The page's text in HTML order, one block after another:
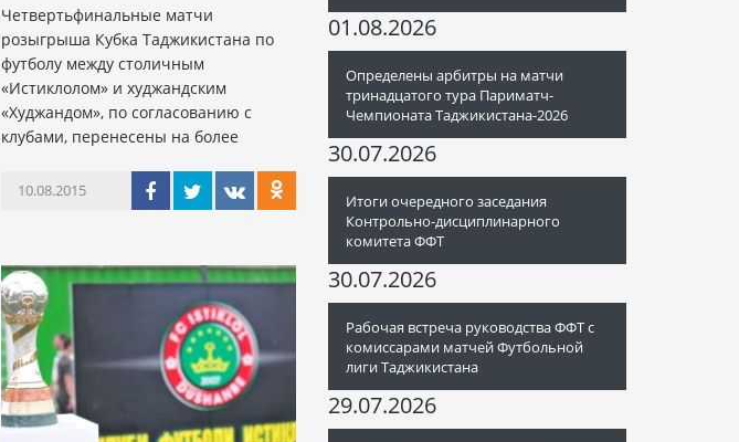
Четвертьфинальные матчи
розыгрыша Кубка Таджикистана по
футболу между столичным
«Истиклолом» и худжандским
«Худжандом», по согласованию с
клубами, перенесены на более
10.08.2015
01.08.2026
Определены арбитры на матчи
тринадцатого тура Париматч-
Чемпионата Таджикистана-2026
30.07.2026
Итоги очередного заседания
Контрольно-дисциплинарного
комитета ФФТ
30.07.2026
Рабочая встреча руководства ФФТ с
комиссарами матчей Футбольной
лиги Таджикистана
29.07.2026